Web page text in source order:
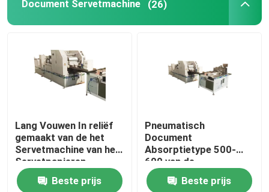
Document Servetmachine (26)
Lang Vouwen In reliëf
gemaakt van de het
Servetmachine van het
Servetpapieren
zakdoekje
Absorptietype
Beste prijs
Pneumatisch
Document
Absorptietype 500-
600 van de
Servetmachine Bladen
per Min Beste prijs